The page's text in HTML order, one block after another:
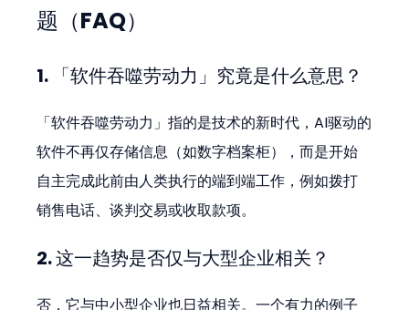
题（FAQ）
1. 「软件吞噬劳动力」究竟是什么意思？
「软件吞噬劳动力」指的是技术的新时代，AI驱动的
软件不再仅存储信息（如数字档案柜），而是开始
自主完成此前由人类执行的端到端工作，例如拨打
销售电话、谈判交易或收取款项。
2. 这一趋势是否仅与大型企业相关？
否，它与中小型企业也日益相关。一个有力的例子